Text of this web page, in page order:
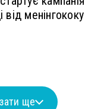
від менінгококу
ще